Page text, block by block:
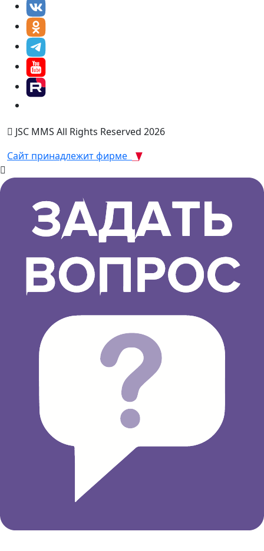
JSC MMS All Rights Reserved 2026
Сайт принадлежит фирме